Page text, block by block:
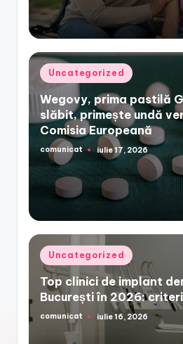
Posted
in
Uncategorized
Wegovy, prima pastilă
slăbit, primește undă
Comisia Europeană
Posted
comunicat iulie 17, 2026
Posted
in
Uncategorized
Top clinici de implant
București în 2026:
Posted
comunicat iulie 16, 2026